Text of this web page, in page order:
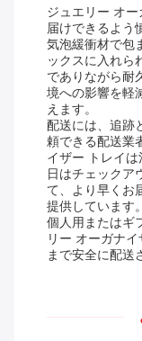
ジュエリー オ
届けできるよう
気泡緩衝材で包
ックスに入れら
でありながら耐
境への影響を軽
えます。
配送には、追跡
頼できる配送業
イザー トレイ
日はチェックア
て、より早くお
提供しています。
個人用またはギ
リー オーガナ
まで安全に配送